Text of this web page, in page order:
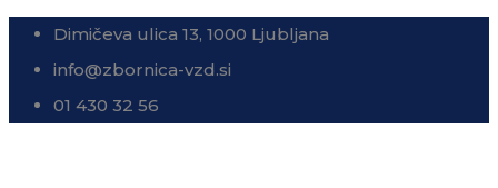
Dimičeva ulica 13, 1000 Ljubljana
info@zbornica-vzd.si
01 430 32 56